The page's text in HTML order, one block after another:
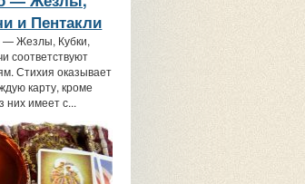
и Пентакли
— Жезлы, Кубки,
соответствуют
Стихия оказывает
карту, кроме
них имеет с...